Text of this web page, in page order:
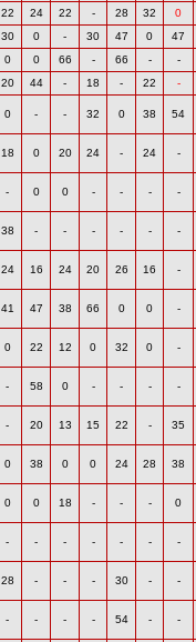
22 24 22 - 28 32
0
30 0 - 30 47 0
47
0 0 66 - 66 -
-
20 44 - 18 - 22 -
0 - - 32 0 38 54
18 0 20 24 - 24 -
- 0 0 - - - -
38 - - - - - -
24 16 24 20 26 16 -
41 47 38 66 0 0 -
0 22 12 0 32 0 -
- 58 0 - - - -
- 20 13 15 22 - 35
0 38 0 0 24 28 38
0 0 18 - - - 0
- - - - - - -
28 - - - 30 - -
- - - - 54 - -